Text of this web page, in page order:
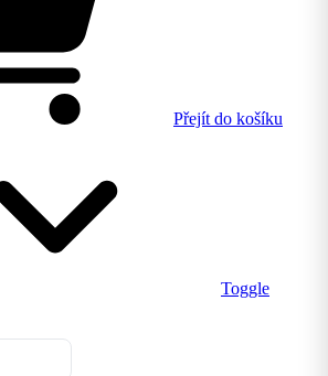
Přejít do košíku
Toggle